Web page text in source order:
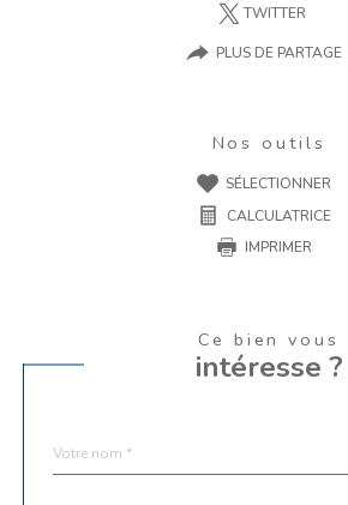
TWITTER
PLUS DE PARTAGE
Nos outils
SÉLECTIONNER
CALCULATRICE
IMPRIMER
Ce bien vous
intéresse ?
par
*